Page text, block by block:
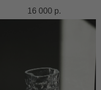
16 000 р.